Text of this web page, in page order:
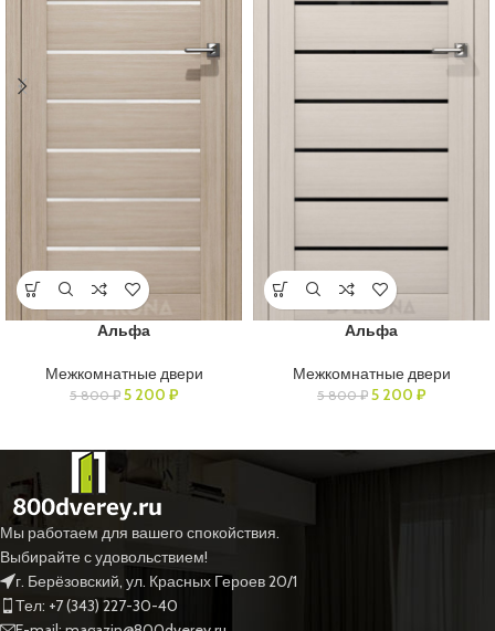
Альфа
Межкомнатные двери
5 800₽ 5 200 ₽
Альфа
Межкомнатные двери
5 800₽ 5 200 ₽
Мы работаем для вашего спокойствия.
Выбирайте с удовольствием!
г. Берёзовский, ул. Красных Героев 20/1
Тел: +7 (343) 227-30-40